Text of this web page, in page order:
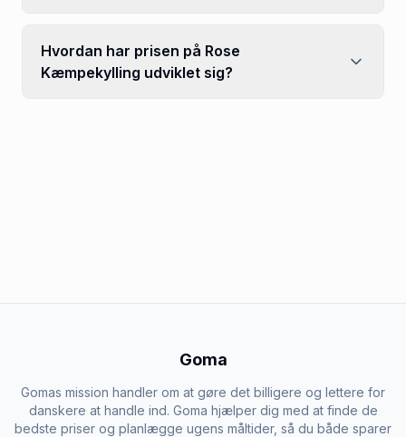
Hvordan har prisen på Rose
Kæmpekylling udviklet sig?
Goma
Gomas mission handler om at gøre det billigere og lettere for
danskere at handle ind. Goma hjælper dig med at finde de
bedste priser og planlægge ugens måltider, så du både sparer